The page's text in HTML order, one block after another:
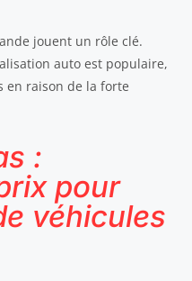
jouent un rôle clé.
auto est populaire,
en raison de la forte
:
pour
véhicules